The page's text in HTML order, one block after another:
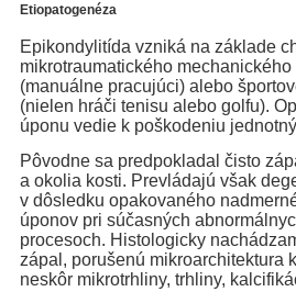
Etiopatogenéza
Epikondylitída vzniká na základe
mikrotraumatického
(manuálne pracujúci) alebo
(nielen hráči tenisu alebo golfu).
úponu vedie k poškodeniu
Pôvodne sa predpokladal čisto
a okolia kosti. Prevládajú však
v dôsledku opakovaného
úponov pri súčasných
procesoch. Histologicky
zápal, porušenú mikroarchitektura
neskôr mikrotrhliny, trhliny,